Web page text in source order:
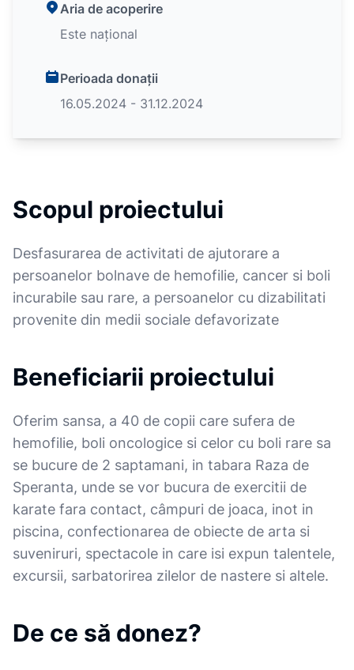
Aria de acoperire
Este național
Perioada donații
16.05.2024 - 31.12.2024
Scopul proiectului
Desfasurarea de activitati de ajutorare a
persoanelor bolnave de hemofilie, cancer si boli
incurabile sau rare, a persoanelor cu dizabilitati
provenite din medii sociale defavorizate
Beneficiarii proiectului
Oferim sansa, a 40 de copii care sufera de
hemofilie, boli oncologice si celor cu boli rare sa
se bucure de 2 saptamani, in tabara Raza de
Speranta, unde se vor bucura de exercitii de
karate fara contact, câmpuri de joaca, inot in
piscina, confectionarea de obiecte de arta si
suveniruri, spectacole in care isi expun talentele,
excursii, sarbatorirea zilelor de nastere si altele.
De ce să donez?